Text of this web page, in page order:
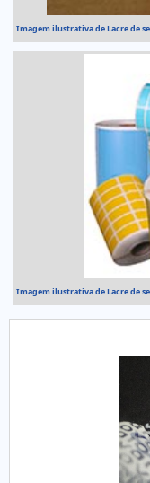
Imagem ilustrativa de Lacre de
Imagem ilustrativa de Lacre de